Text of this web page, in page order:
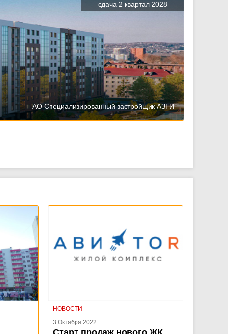
сдача 2 квартал 2028
АО Специализированный застройщик АЗГИ
НОВОСТИ
3 Октября 2022
Старт продаж нового ЖК